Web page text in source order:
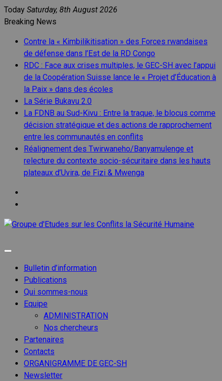
Skip
to
Today Saturday, 8th August 2026
Breaking News
Contre la « Kimbilikitisation » des Forces rwandaises
de défense dans l’Est de la RD Congo
RDC : Face aux crises multiples, le GEC-SH avec l’appui
de la Coopération Suisse lance le « Projet d’Éducation à
la Paix » dans des écoles
La Série Bukavu 2.0
La FDNB au Sud-Kivu : Entre la traque, le blocus comme
décision stratégique et des actions de rapprochement
entre les communautés en conflits
Réalignement des Twirwaneho/Banyamulenge et
relecture du contexte socio-sécuritaire dans les hauts
plateaux d’Uvira, de Fizi & Mwenga
Bulletin d’information
Publications
Qui sommes-nous
Equipe
ADMINISTRATION
Nos chercheurs
Partenaires
Contacts
ORGANIGRAMME DE GEC-SH
Newsletter